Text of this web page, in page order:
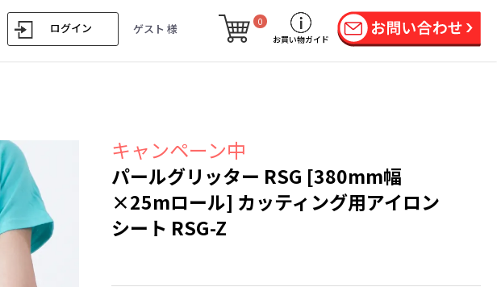
ログイン ゲスト 様
0
お買い物ガイド
キャンペーン中
パールグリッター RSG [380mm幅
×25mロール] カッティング用アイロン
シート RSG-Z